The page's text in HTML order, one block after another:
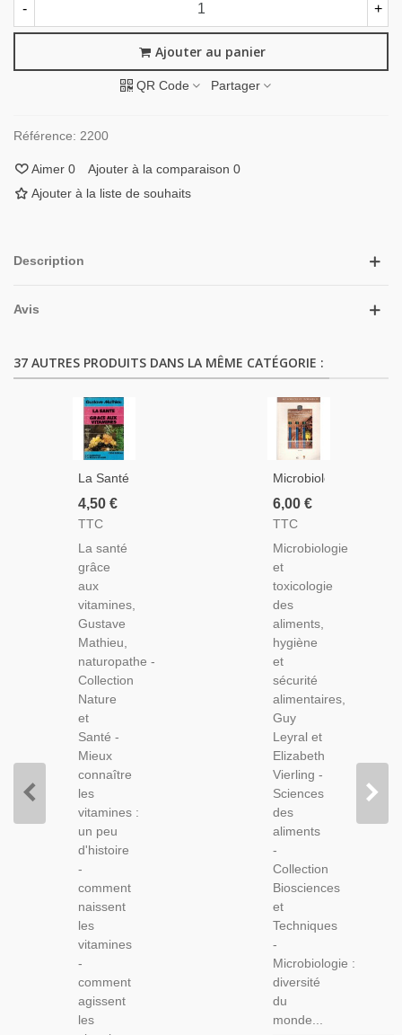
- +
Ajouter au panier
QR Code Partager
Référence: 2200
Aimer 0 Ajouter à la comparaison 0
Ajouter à la liste de souhaits
Description
Avis
37 AUTRES PRODUITS DANS LA MÊME CATÉGORIE :
La Santé
Grâce
Aux
Gustave
Mathieu,
1983 -
Bien-
Être,
Médecines
Douces,
Diététique,
Dictionnaires,
4,50 €
TTC
La santé
grâce
aux
vitamines,
Gustave
Mathieu,
naturopathe -
Collection
Nature
et
Santé -
Mieux
connaître
les
vitamines :
un peu
d'histoire
-
comment
naissent
les
vitamines
-
comment
agissent
les
Microbiologie
Et
Toxicologie
Aliments,
Hygiène
Et
Sécurité
Alimentaires,
Leyral,
1997 -
Manuels
De
Biologie,
Diététique,
6,00 €
TTC
Microbiologie
et
toxicologie
des
aliments,
hygiène
et
sécurité
alimentaires,
Guy
Leyral et
Elizabeth
Vierling -
Sciences
des
aliments
-
Collection
Biosciences
et
Techniques
-
Microbiologie :
diversité
du
monde...